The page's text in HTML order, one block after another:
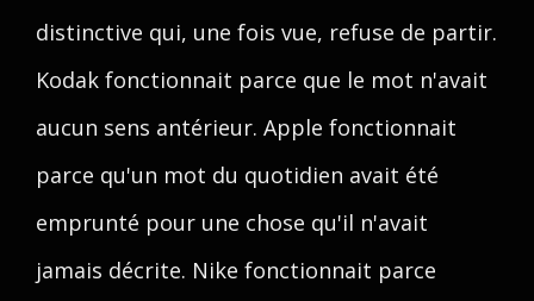
distinctive qui, une fois vue, refuse de partir.
Kodak fonctionnait parce que le mot n'avait
aucun sens antérieur. Apple fonctionnait
parce qu'un mot du quotidien avait été
emprunté pour une chose qu'il n'avait
jamais décrite. Nike fonctionnait parce